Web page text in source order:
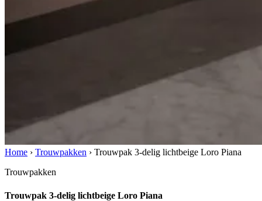
Home › Trouwpakken › Trouwpak 3-delig lichtbeige Loro Piana
Trouwpakken
Trouwpak 3-delig lichtbeige Loro Piana